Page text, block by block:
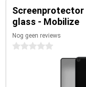
Screenprotector
glass - Mobilize
Nog geen reviews
0 sterren